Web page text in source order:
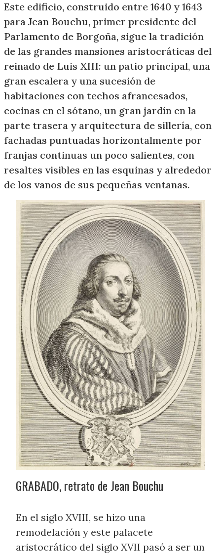
Este edificio, construido entre 1640 y 1643
para Jean Bouchu, primer presidente del
Parlamento de Borgoña, sigue la tradición
de las grandes mansiones aristocráticas del
reinado de Luis XIII: un patio principal, una
gran escalera y una sucesión de
habitaciones con techos afrancesados,
cocinas en el sótano, un gran jardín en la
parte trasera y arquitectura de sillería, con
fachadas puntuadas horizontalmente por
franjas continuas un poco salientes, con
resaltes visibles en las esquinas y alrededor
de los vanos de sus pequeñas ventanas.
GRABADO, retrato de Jean Bouchu
En el siglo XVIII, se hizo una
remodelación y este palacete
aristocrático del siglo XVII pasó a ser un